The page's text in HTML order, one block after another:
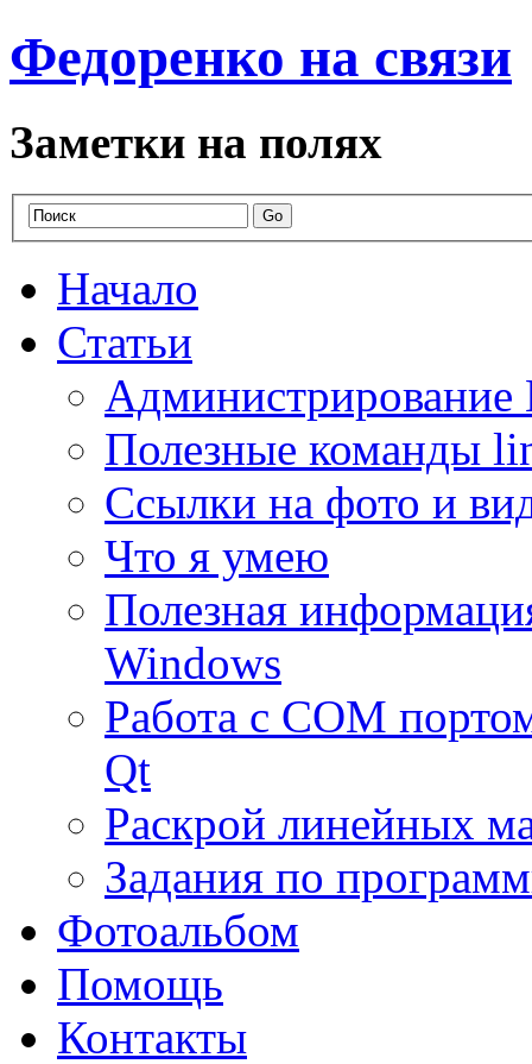
Федоренко на связи
Заметки на полях
Начало
Статьи
Полезные команды
Ссылки на фото и
Что я умею
Полезная
Windows
Работа с COM
Qt
Раскрой линейных
Задания по
Фотоальбом
Помощь
Контакты